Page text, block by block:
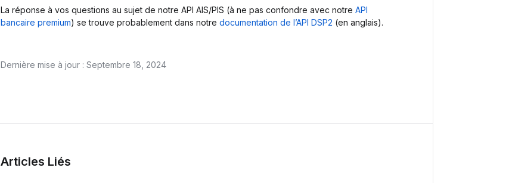
La réponse à vos questions au sujet de notre API AIS/PIS (à ne pas confondre avec notre API
bancaire premium) se trouve probablement dans notre documentation de l’API DSP2 (en anglais).
Dernière mise à jour : Septembre 18, 2024
Articles Liés